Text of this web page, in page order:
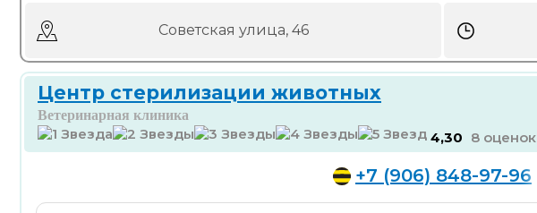
Советская улица, 46
Центр стерилизации животных
Ветеринарная клиника
4,30 8 оценок
+7 (906) 848-97-96